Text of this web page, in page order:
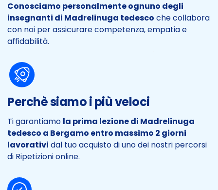
Conosciamo personalmente ognuno degli
insegnanti di Madrelinuga tedesco che collabora
con noi per assicurare competenza, empatia e
affidabilità.
Perchè siamo i più veloci
Ti garantiamo la prima lezione di Madrelinuga
tedesco a Bergamo entro massimo 2 giorni
lavorativi dal tuo acquisto di uno dei nostri percorsi
di Ripetizioni online.